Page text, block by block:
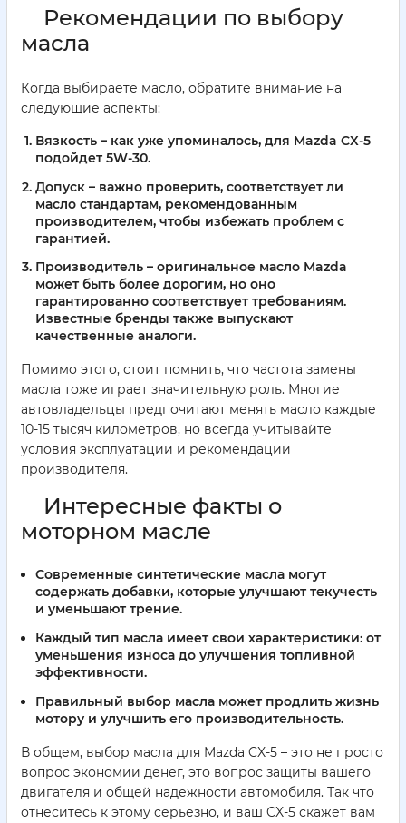
Рекомендации по выбору
масла
Когда выбираете масло, обратите внимание на
следующие аспекты:
Вязкость – как уже упоминалось, для Mazda CX-5
подойдет 5W-30.
Допуск – важно проверить, соответствует ли
масло стандартам, рекомендованным
производителем, чтобы избежать проблем с
гарантией.
Производитель – оригинальное масло Mazda
может быть более дорогим, но оно
гарантированно соответствует требованиям.
Известные бренды также выпускают
качественные аналоги.
Помимо этого, стоит помнить, что частота замены
масла тоже играет значительную роль. Многие
автовладельцы предпочитают менять масло каждые
10-15 тысяч километров, но всегда учитывайте
условия эксплуатации и рекомендации
производителя.
Интересные факты о
моторном масле
Современные синтетические масла могут
содержать добавки, которые улучшают текучесть
и уменьшают трение.
Каждый тип масла имеет свои характеристики: от
уменьшения износа до улучшения топливной
эффективности.
Правильный выбор масла может продлить жизнь
мотору и улучшить его производительность.
В общем, выбор масла для Mazda CX-5 – это не просто
вопрос экономии денег, это вопрос защиты вашего
двигателя и общей надежности автомобиля. Так что
отнеситесь к этому серьезно, и ваш CX-5 скажет вам